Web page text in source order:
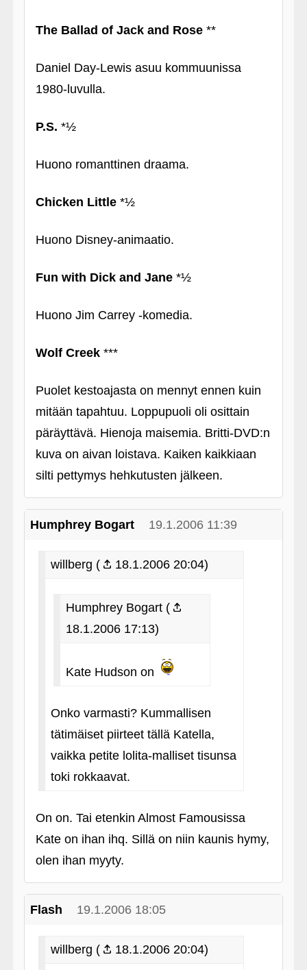
The Ballad of Jack and Rose**
Daniel Day-Lewis asuu kommuunissa
1980-luvulla.
P.S. *½
Huono romanttinen draama.
Chicken Little*½
Huono Disney-animaatio.
Fun with Dick and Jane*½
Huono Jim Carrey ‑komedia.
Wolf Creek***
Puolet kestoajasta on mennyt ennen kuin
mitään tapahtuu. Loppupuoli oli osittain
päräyttävä. Hienoja maisemia. Britti-DVD:n
kuva on aivan loistava. Kaiken kaikkiaan
silti pettymys hehkutusten jälkeen.
Humphrey Bogart 19.1.2006 11:39
willberg ( 18.1.2006 20:04)
Humphrey Bogart (
18.1.2006 17:13)
Kate Hudson on
Onko varmasti? Kummallisen
tätimäiset piirteet tällä Katella,
vaikka petite lolita-malliset tisunsa
toki rokkaavat.
On on. Tai etenkin Almost Famousissa
Kate on ihan ihq. Sillä on niin kaunis hymy,
olen ihan myyty.
Flash 19.1.2006 18:05
willberg ( 18.1.2006 20:04)